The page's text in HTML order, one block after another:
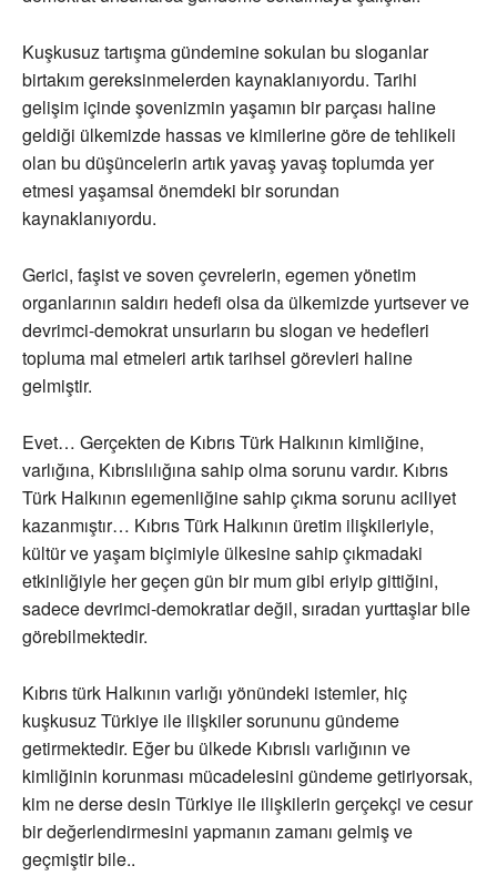
Kuşkusuz tartışma gündemine sokulan bu sloganlar
birtakım gereksinmelerden kaynaklanıyordu. Tarihi
gelişim içinde şovenizmin yaşamın bir parçası haline
geldiği ülkemizde hassas ve kimilerine göre de tehlikeli
olan bu düşüncelerin artık yavaş yavaş toplumda yer
etmesi yaşamsal önemdeki bir sorundan
kaynaklanıyordu.
Gerici, faşist ve soven çevrelerin, egemen yönetim
organlarının saldırı hedefi olsa da ülkemizde yurtsever ve
devrimci-demokrat unsurların bu slogan ve hedefleri
topluma mal etmeleri artık tarihsel görevleri haline
gelmiştir.
Evet… Gerçekten de Kıbrıs Türk Halkının kimliğine,
varlığına, Kıbrıslılığına sahip olma sorunu vardır. Kıbrıs
Türk Halkının egemenliğine sahip çıkma sorunu aciliyet
kazanmıştır… Kıbrıs Türk Halkının üretim ilişkileriyle,
kültür ve yaşam biçimiyle ülkesine sahip çıkmadaki
etkinliğiyle her geçen gün bir mum gibi eriyip gittiğini,
sadece devrimci-demokratlar değil, sıradan yurttaşlar bile
görebilmektedir.
Kıbrıs türk Halkının varlığı yönündeki istemler, hiç
kuşkusuz Türkiye ile ilişkiler sorununu gündeme
getirmektedir. Eğer bu ülkede Kıbrıslı varlığının ve
kimliğinin korunması mücadelesini gündeme getiriyorsak,
kim ne derse desin Türkiye ile ilişkilerin gerçekçi ve cesur
bir değerlendirmesini yapmanın zamanı gelmiş ve
geçmiştir bile..